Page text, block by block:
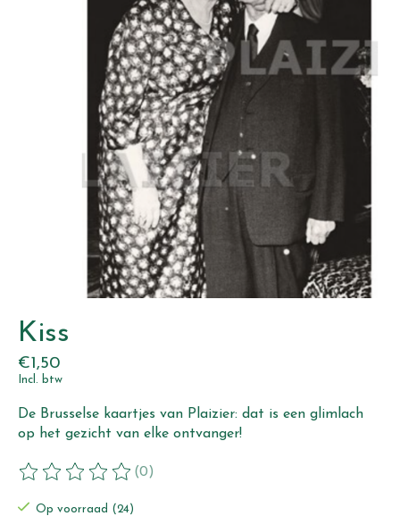
Kiss
€1,50
Incl. btw
De Brusselse kaartjes van Plaizier: dat is een glimlach
op het gezicht van elke ontvanger!
De beoordeling van dit product is
(0)
Op voorraad (24)